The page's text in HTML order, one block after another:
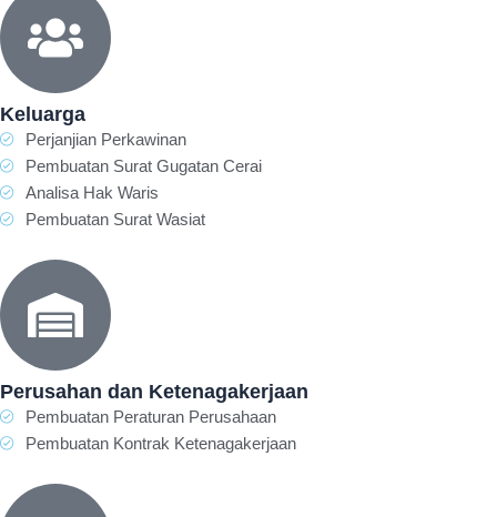
Keluarga
Perjanjian Perkawinan
Pembuatan Surat Gugatan Cerai
Analisa Hak Waris
Pembuatan Surat Wasiat
Perusahan dan Ketenagakerjaan
Pembuatan Peraturan Perusahaan
Pembuatan Kontrak Ketenagakerjaan